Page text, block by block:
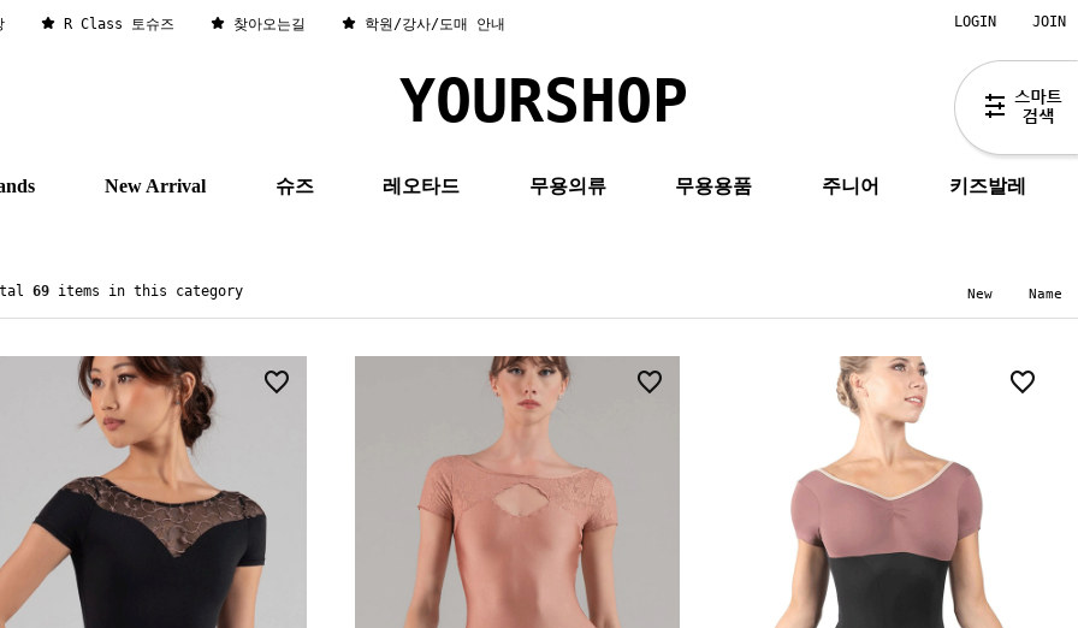
R Class 토슈즈 찾아오는길 학원/강사/도매 안내 LOGIN JOIN
YOURSHOP
New Arrival 슈즈 레오타드 무용의류 무용용품 주니어 키즈발레
69items in this category New Name